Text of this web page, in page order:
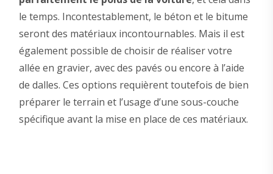
le temps. Incontestablement, le béton et le bitume
seront des matériaux incontournables. Mais il est
également possible de choisir de réaliser votre
allée en gravier, avec des pavés ou encore à l’aide
de dalles. Ces options requièrent toutefois de bien
préparer le terrain et l’usage d’une sous-couche
spécifique avant la mise en place de ces matériaux.